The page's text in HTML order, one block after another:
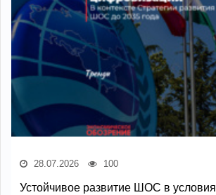
28.07.2026 100
Устойчивое развитие ШОС в